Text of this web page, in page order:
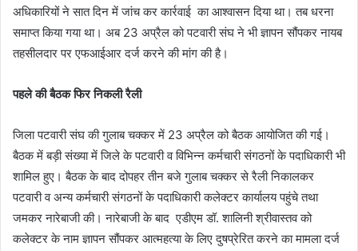
अधिकारियों ने सात दिन में जांच कर कार्रवाई का आश्वासन दिया था। तब धरना
समाप्त किया गया था। अब 23 अप्रैल को पटवारी संघ ने भी ज्ञापन सौंपकर नायब
तहसीलदार पर एफआईआर दर्ज करने की मांग की है।
पहले की बैठक फिर निकली रैली
जिला पटवारी संघ की गुलाब चक्कर में 23 अप्रैल को बैठक आयोजित की गई।
बैठक में बड़ी संख्या में जिले के पटवारी व विभिन्न कर्मचारी संगठनों के पदाधिकारी भी
शामिल हुए। बैठक के बाद दोपहर तीन बजे गुलाब चक्कर से रैली निकालकर
पटवारी व अन्य कर्मचारी संगठनों के पदाधिकारी कलेक्टर कार्यालय पहुंचे तथा
जमकर नारेबाजी की। नारेबाजी के बाद एडीएम डॉ. शालिनी श्रीवास्तव को
कलेक्टर के नाम ज्ञापन सौंपकर आत्महत्या के लिए दुषप्रेरित करने का मामला दर्ज